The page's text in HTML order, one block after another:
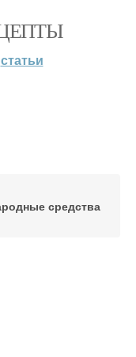
статьи
средства